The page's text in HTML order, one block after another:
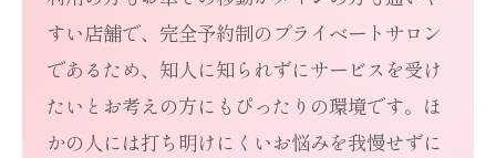
すい店舗で、完全予約制のプライベートサロン
であるため、知人に知られずにサービスを受け
たいとお考えの方にもぴったりの環境です。ほ
かの人には打ち明けにくいお悩みを我慢せずに